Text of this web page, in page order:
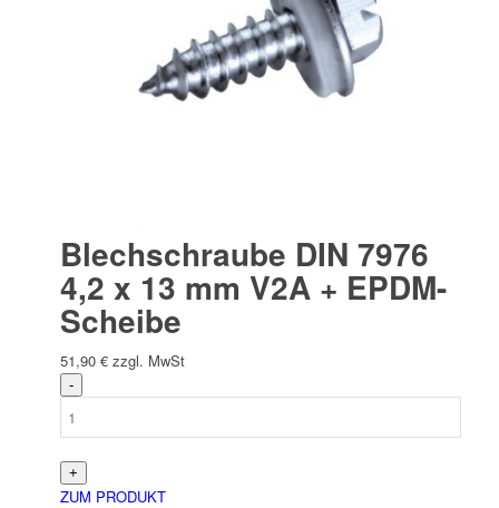
Blechschraube DIN 7976
4,2 x 13 mm V2A + EPDM-
Scheibe
51,90 € zzgl. MwSt
ZUM PRODUKT